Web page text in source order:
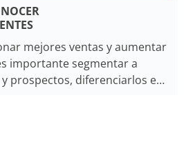
mejores ventas y aumentar
importante segmentar a
prospectos, diferenciarlos en